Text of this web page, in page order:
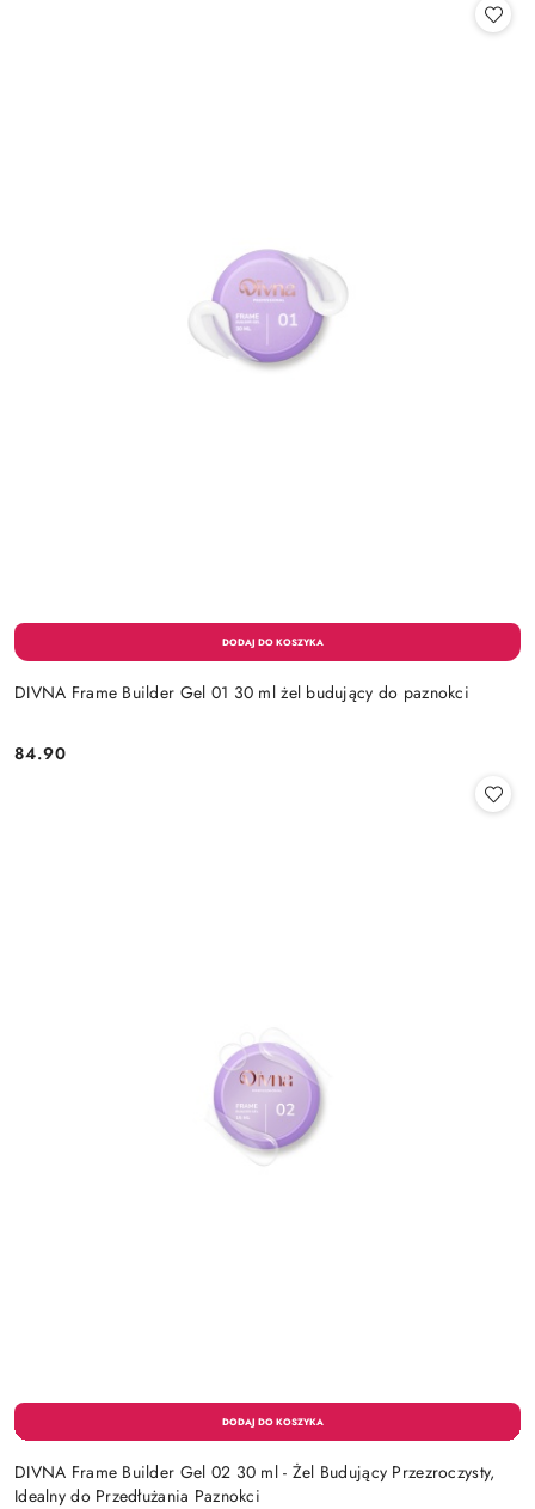
DIVNA Frame Builder Gel 01 30 ml żel budujący do paznokci
Cena:
84.90
DIVNA Frame Builder Gel 02 30 ml - Żel Budujący Przezroczysty,
Idealny do Przedłużania Paznokci